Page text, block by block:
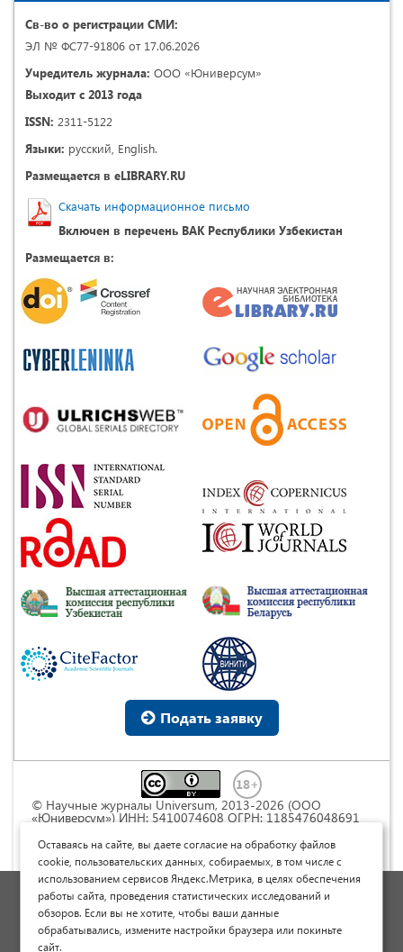
Св-во о регистрации СМИ:
ЭЛ № ФС77-91806 от 17.06.2026
Учредитель журнала: ООО «Юниверсум»
Выходит с 2013 года
ISSN: 2311-5122
Языки: русский, English.
Размещается в eLIBRARY.RU
Скачать информационное письмо
Включен в перечень ВАК Республики Узбекистан
Размещается в:
Подать заявку
© Научные журналы Universum, 2013-2026 (ООО
«Юниверсум») ИНН: 5410074608 ОГРН: 1185476048691
Commons « Attribution» («Атрибуция») 4.0
Непортированная
Политика обработки персональных данных
Договор оферты
Опубликовать научную статью
Оставаясь на сайте, вы даете согласие на обработку файлов
cookie, пользовательских данных, собираемых, в том числе с
использованием сервисов Яндекс.Метрика, в целях обеспечения
работы сайта, проведения статистических исследований и
обзоров. Если вы не хотите, чтобы ваши данные
обрабатывались, измените настройки браузера или покиньте
сайт.